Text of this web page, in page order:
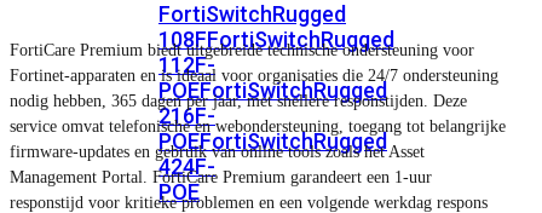
FortiSwitchRugged
108FFortiSwitchRugged
112F-
POEFortiSwitchRugged
216F-
POEFortiSwitchRugged
424F-
POE
FortiCare Premium biedt uitgebreide technische ondersteuning voor
Fortinet-apparaten en is ideaal voor organisaties die 24/7 ondersteuning
nodig hebben, 365 dagen per jaar, met snellere responstijden. Deze
service omvat telefonische en webondersteuning, toegang tot belangrijke
firmware-updates en gebruik van online tools zoals het Asset
Management Portal. FortiCare Premium garandeert een 1-uur
responstijd voor kritieke problemen en een volgende werkdag respons